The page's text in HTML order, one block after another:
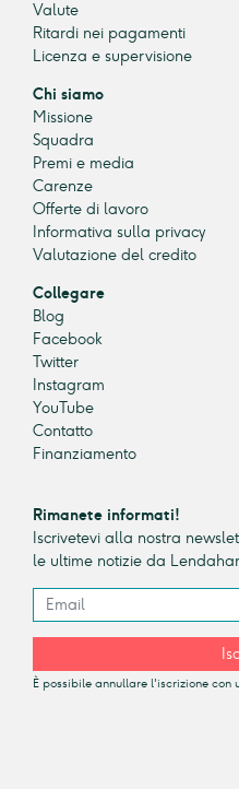
Valute
Ritardi nei pagamenti
Licenza e supervisione
Chi siamo
Missione
Squadra
Premi e media
Carenze
Offerte di lavoro
Informativa sulla privacy
Valutazione del credito
Collegare
Blog
Facebook
Twitter
Instagram
YouTube
Contatto
Finanziamento
Rimanete informati!
Iscrivetevi alla nostra
le ultime notizie da
È possibile annullare l'iscrizione con